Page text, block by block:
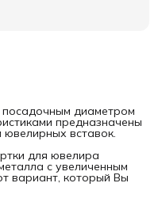
посадочным диаметром
предназначены
вставок.
для ювелира
с увеличенным
вариант, который Вы